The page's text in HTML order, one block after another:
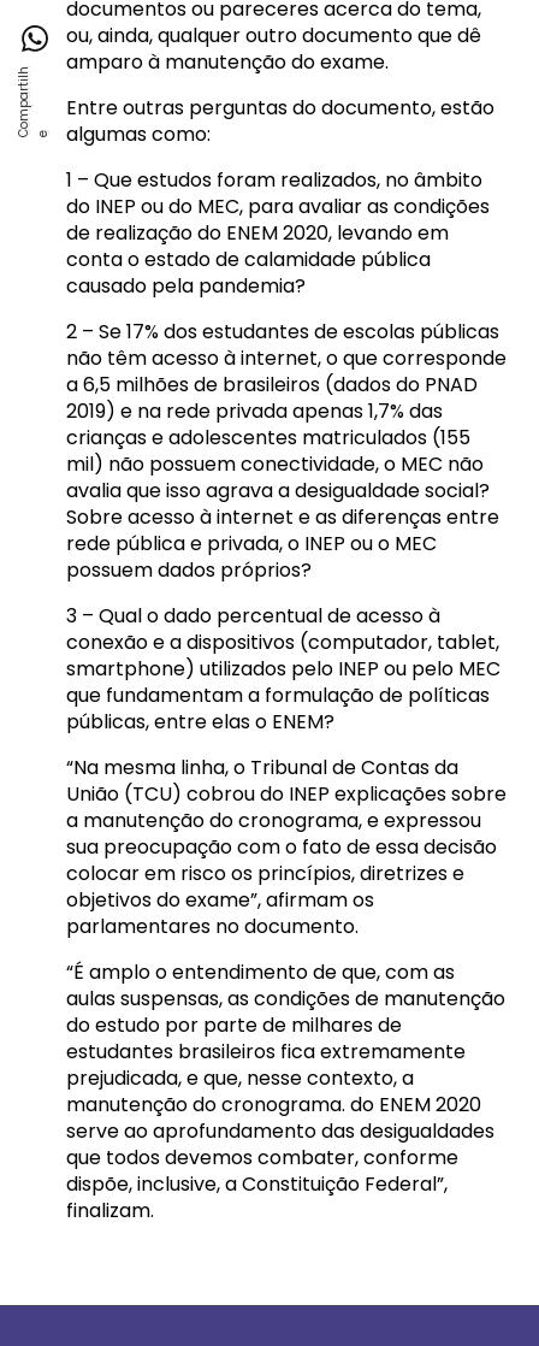
documentos ou pareceres acerca do tema,
ou, ainda, qualquer outro documento que dê
amparo à manutenção do exame.
Entre outras perguntas do documento, estão
algumas como:
1 – Que estudos foram realizados, no âmbito
do INEP ou do MEC, para avaliar as condições
de realização do ENEM 2020, levando em
conta o estado de calamidade pública
causado pela pandemia?
2 – Se 17% dos estudantes de escolas públicas
não têm acesso à internet, o que corresponde
a 6,5 milhões de brasileiros (dados do PNAD
2019) e na rede privada apenas 1,7% das
crianças e adolescentes matriculados (155
mil) não possuem conectividade, o MEC não
avalia que isso agrava a desigualdade social?
Sobre acesso à internet e as diferenças entre
rede pública e privada, o INEP ou o MEC
possuem dados próprios?
3 – Qual o dado percentual de acesso à
conexão e a dispositivos (computador, tablet,
smartphone) utilizados pelo INEP ou pelo MEC
que fundamentam a formulação de políticas
públicas, entre elas o ENEM?
“Na mesma linha, o Tribunal de Contas da
União (TCU) cobrou do INEP explicações sobre
a manutenção do cronograma, e expressou
sua preocupação com o fato de essa decisão
colocar em risco os princípios, diretrizes e
objetivos do exame”, afirmam os
parlamentares no documento.
“É amplo o entendimento de que, com as
aulas suspensas, as condições de manutenção
do estudo por parte de milhares de
estudantes brasileiros fica extremamente
prejudicada, e que, nesse contexto, a
manutenção do cronograma. do ENEM 2020
serve ao aprofundamento das desigualdades
que todos devemos combater, conforme
dispõe, inclusive, a Constituição Federal”,
finalizam.